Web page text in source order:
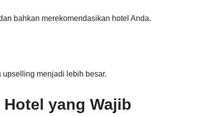
bahkan merekomendasikan hotel Anda.
menjadi lebih besar.
yang Wajib